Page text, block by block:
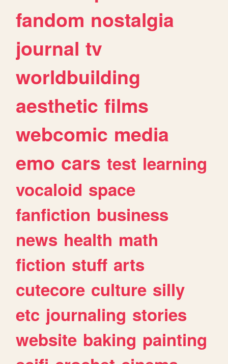
fandom nostalgia
journal tv
worldbuilding
aesthetic films
webcomic media
emo cars test learning
vocaloid space
fanfiction business
news health math
fiction stuff arts
cutecore culture silly
etc journaling stories
website baking painting